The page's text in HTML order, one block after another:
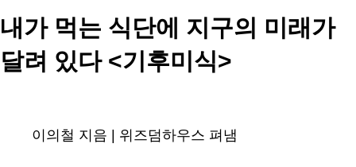
내가 먹는 식단에 지구의 미래가
달려 있다 <기후미식>
이의철 지음 | 위즈덤하우스 펴냄